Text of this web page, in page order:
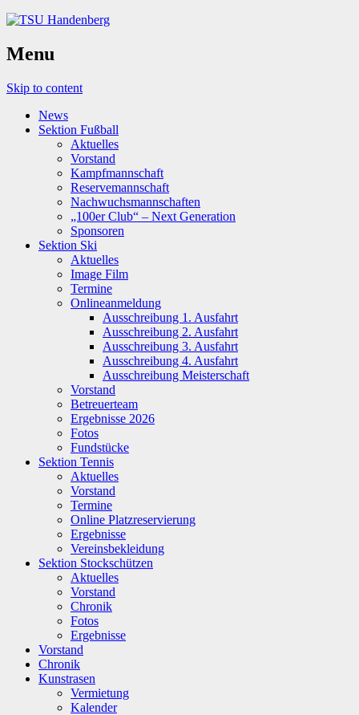
Menu
Skip to content
News
Sektion Fußball
Aktuelles
Vorstand
Kampfmannschaft
Reservemannschaft
Nachwuchsmannschaften
„100er Club“ – Next Generation
Sponsoren
Sektion Ski
Aktuelles
Image Film
Termine
Onlineanmeldung
Ausschreibung 1. Ausfahrt
Ausschreibung 2. Ausfahrt
Ausschreibung 3. Ausfahrt
Ausschreibung 4. Ausfahrt
Ausschreibung Meisterschaft
Vorstand
Betreuerteam
Ergebnisse 2026
Fotos
Fundstücke
Sektion Tennis
Aktuelles
Vorstand
Termine
Online Platzreservierung
Ergebnisse
Vereinsbekleidung
Sektion Stockschützen
Aktuelles
Vorstand
Chronik
Fotos
Ergebnisse
Vorstand
Chronik
Kunstrasen
Vermietung
Kalender